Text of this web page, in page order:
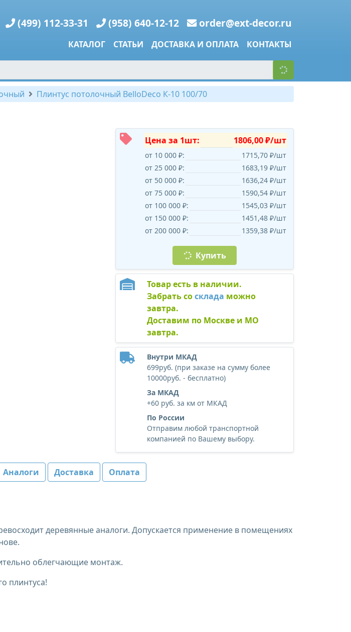
(499) 112-33-31 (958) 640-12-12 order@ext-decor.ru
КАТАЛОГ СТАТЬИ ДОСТАВКА И ОПЛАТА КОНТАКТЫ
Плинтус потолочный BelloDeco К-10 100/70
Цена за 1шт: 1806,00 ₽/шт
от 10 000 ₽:
1715,70 ₽/шт
от 25 000 ₽:
1683,19 ₽/шт
от 50 000 ₽:
1636,24 ₽/шт
от 75 000 ₽:
1590,54 ₽/шт
от 100 000 ₽:
1545,03 ₽/шт
от 150 000 ₽:
1451,48 ₽/шт
от 200 000 ₽:
1359,38 ₽/шт
Купить
Товар есть в наличии.
Забрать сосклада можно
завтра.
Доставим по Москве и МО
завтра.
Внутри МКАД
699руб. (при заказе на сумму более
10000руб. - бесплатно)
За МКАД
+60 руб. за км от МКАД
По России
Отправим любой транспортной
компанией по Вашему выбору.
Аналоги Доставка Оплата
деревянные аналоги. Допускается применение в помещениях
облегчающие монтаж.
плинтуса!